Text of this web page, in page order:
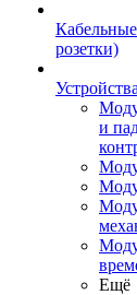
розетки)
и
Ещё